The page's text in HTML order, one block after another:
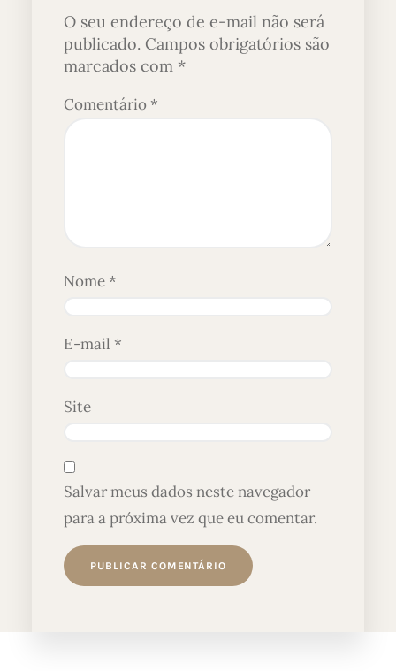
O seu endereço de e-mail não será
publicado. Campos obrigatórios são
marcados com *
Comentário*
Nome*
E-mail *
Site
Salvar meus dados neste navegador
para a próxima vez que eu comentar.